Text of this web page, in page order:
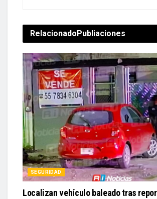
RelacionadoPubliaciones
SEGURIDAD
Localizan vehículo baleado tras